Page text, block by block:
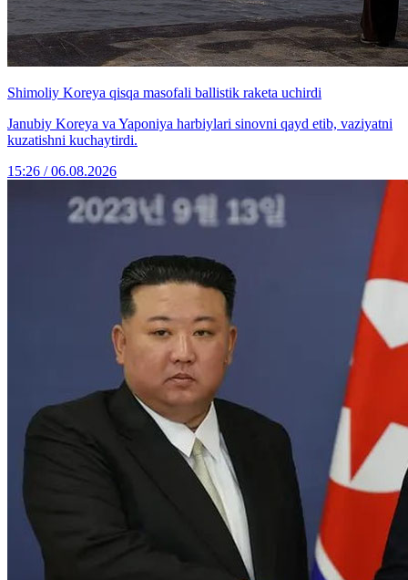
Shimoliy Koreya qisqa masofali ballistik raketa uchirdi
Janubiy Koreya va Yaponiya harbiylari sinovni qayd etib, vaziyatni
kuzatishni kuchaytirdi.
15:26 / 06.08.2026